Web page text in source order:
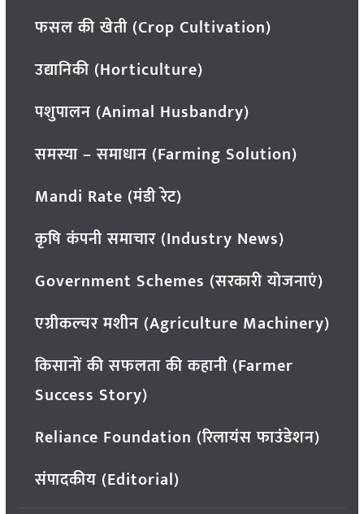
फसल की खेती (Crop Cultivation)
उद्यानिकी (Horticulture)
पशुपालन (Animal Husbandry)
समस्या – समाधान (Farming Solution)
Mandi Rate (मंडी रेट)
कृषि कंपनी समाचार (Industry News)
Government Schemes (सरकारी योजनाएं)
एग्रीकल्चर मशीन (Agriculture Machinery)
किसानों की सफलता की कहानी (Farmer
Success Story)
Reliance Foundation (रिलायंस फाउंडेशन)
संपादकीय (Editorial)